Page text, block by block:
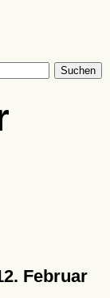
Suchen
Februar